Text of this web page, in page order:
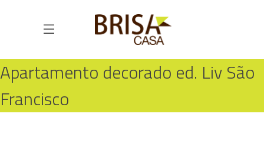
Apartamento decorado ed. Liv São
Francisco